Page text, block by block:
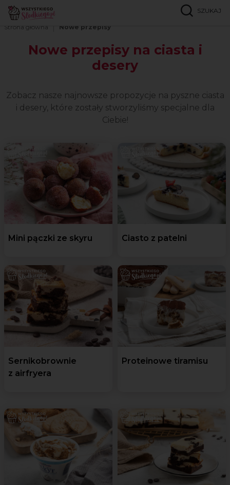
SZUKAJ
Nowe przepisy na ciasta i desery
Strona główna Nowe przepisy
Nowe przepisy na ciasta i
desery
Zobacz nasze najnowsze propozycje na pyszne ciasta
i desery, które zostały stworzyliśmy specjalne dla
Ciebie!
Mini pączki ze skyru Ciasto z patelni
Sernikobrownie
z airfryera
Proteinowe tiramisu